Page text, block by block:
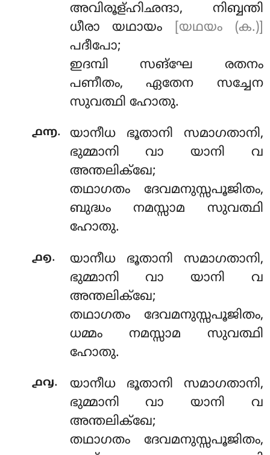
അവിരൂള്ഹിഛന്ദാ, നിബ്ബന്തി
ധീരാ യഥായം
[യഥയം (ക.)]
പദീപോ;
ഇദമ്പി സങ്ഘേ രതനം
പണീതം, ഏതേന സച്ചേന
സുവത്ഥി ഹോതു.
൧൬.
യാനീധ ഭൂതാനി സമാഗതാനി,
ഭുമ്മാനിവാ യാനി വ
അന്തലിക്ഖേ;
തഥാഗതം ദേവമനുസ്സപൂജിതം,
ബുദ്ധം നമസ്സാമ സുവത്ഥി
ഹോതു.
൧൭.
യാനീധ ഭൂതാനി സമാഗതാനി,
ഭുമ്മാനി വാ യാനി വ
അന്തലിക്ഖേ;
തഥാഗതം ദേവമനുസ്സപൂജിതം,
ധമ്മം നമസ്സാമ സുവത്ഥി
ഹോതു.
൧൮. യാനീധ ഭൂതാനി സമാഗതാനി,
ഭുമ്മാനി വാ യാനി വ
അന്തലിക്ഖേ;
തഥാഗതം ദേവമനുസ്സപൂജിതം,